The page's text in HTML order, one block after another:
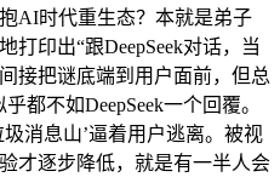
AI时代重生态？本就是弟子
打印出“跟DeepSeek对话，当
接把谜底端到用户面前，但总
都不如DeepSeek一个回覆。
消息山’逼着用户逃离。被视
才逐步降低，就是有一半人会